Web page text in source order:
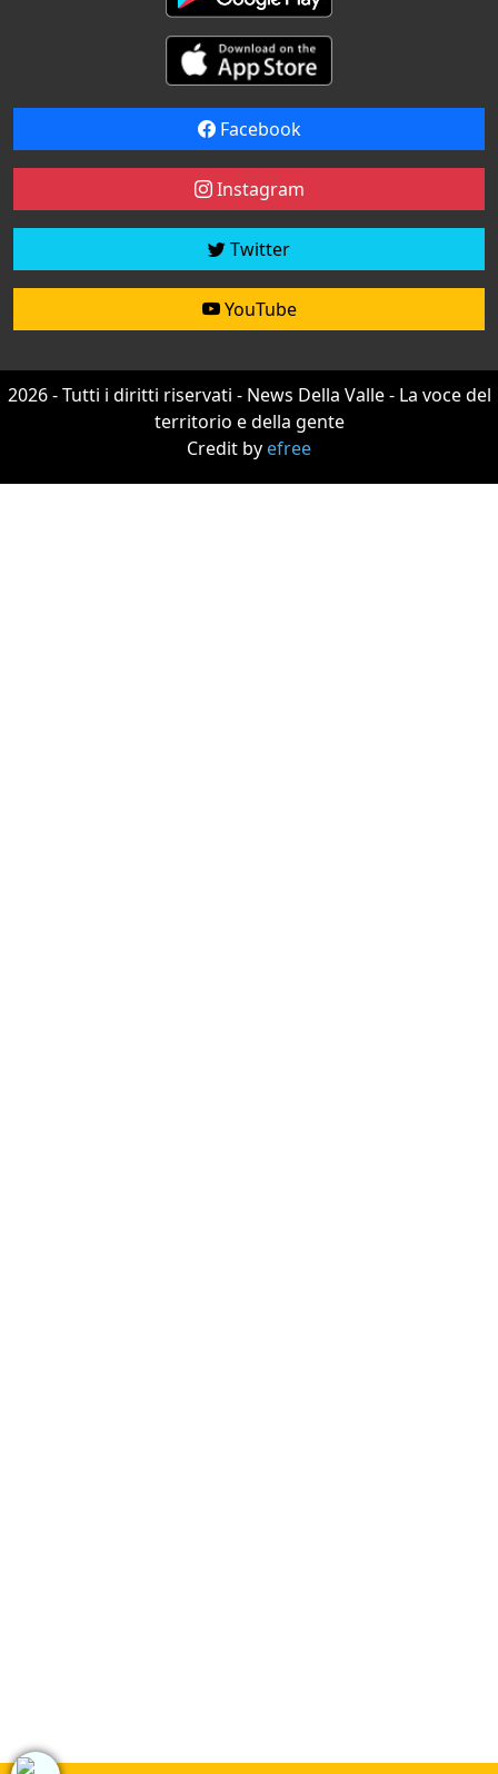
Facebook
Instagram
Twitter
YouTube
2026 - Tutti i diritti riservati - News Della Valle - La voce del
territorio e della gente
Credit byefree